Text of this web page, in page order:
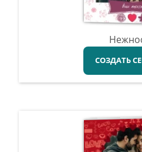
СОЗДАТЬ